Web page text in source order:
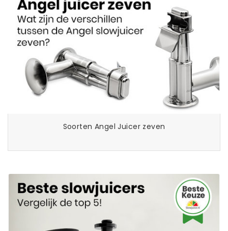
Soorten Angel Juicer zeven